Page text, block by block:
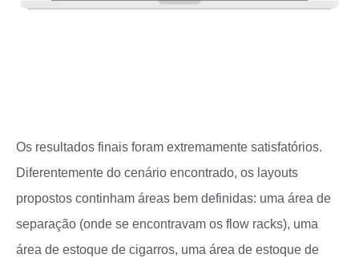
Os resultados finais foram extremamente satisfatórios.
Diferentemente do cenário encontrado, os layouts
propostos continham áreas bem definidas: uma área de
separação (onde se encontravam os flow racks), uma
área de estoque de cigarros, uma área de estoque de